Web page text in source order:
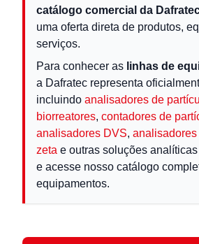
catálogo comercial da
uma oferta direta de produtos,
serviços.
Para conhecer as linhas de
a Dafratec representa
incluindo analisadores de
biorreatores, contadores de
analisadores DVS, analisadores
zeta e outras soluções
e acesse nosso catálogo
equipamentos.